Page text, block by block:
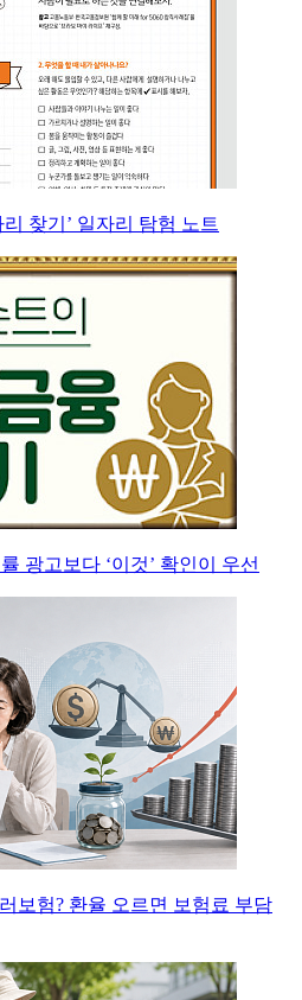
찾기’ 일자리 탐험 노트
률 광고보다 ‘이것’ 확인이 우선
보험? 환율 오르면 보험료 부담